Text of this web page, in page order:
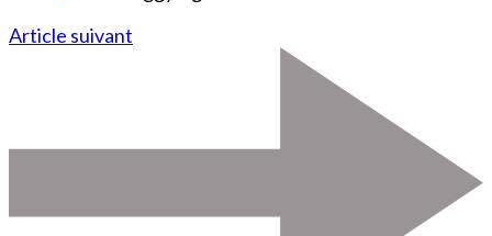
Article suivant